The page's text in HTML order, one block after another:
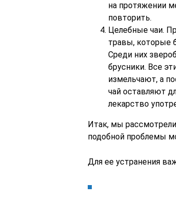
на протяжении
повторить.
Целебные чаи.
травы, которые
Среди них
брусники. Все
измельчают, а
чай оставляют
лекарство
Итак, мы
подобной проблемы
Для ее устранения